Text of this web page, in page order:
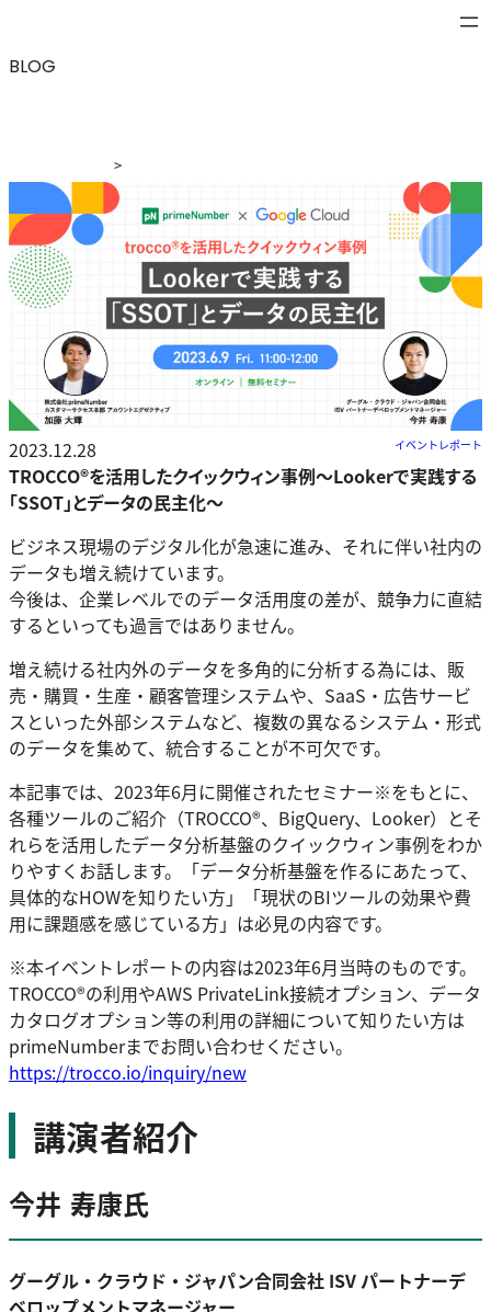
BLOG
>
ブログ>
TROCCO®を活用したクイックウィン事例～Looker
で実践する「SSOT」とデータの民主化～
2023.12.28 イベントレポート
TROCCO®を活用したクイックウィン事例～Lookerで実践する
「SSOT」とデータの民主化～
ビジネス現場のデジタル化が急速に進み、それに伴い社内の
データも増え続けています。
今後は、企業レベルでのデータ活用度の差が、競争力に直結
するといっても過言ではありません。
増え続ける社内外のデータを多角的に分析する為には、販
売・購買・生産・顧客管理システムや、SaaS・広告サービ
スといった外部システムなど、複数の異なるシステム・形式
のデータを集めて、統合することが不可欠です。
本記事では、2023年6月に開催されたセミナー※をもとに、
各種ツールのご紹介（TROCCO®、BigQuery、Looker）とそ
れらを活用したデータ分析基盤のクイックウィン事例をわか
りやすくお話します。「データ分析基盤を作るにあたって、
具体的なHOWを知りたい方」「現状のBIツールの効果や費
用に課題感を感じている方」は必見の内容です。
※本イベントレポートの内容は2023年6月当時のものです。
TROCCO®の利用やAWS PrivateLink接続オプション、データ
カタログオプション等の利用の詳細について知りたい方は
primeNumberまでお問い合わせください。
https://trocco.io/inquiry/new
講演者紹介
今井 寿康氏
グーグル・クラウド・ジャパン合同会社 ISV パートナーデ